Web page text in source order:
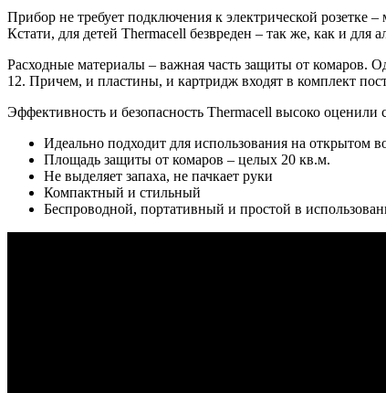
Прибор не требует подключения к электрической розетке
Кстати, для детей Thermacell безвреден – так же, как и для
Расходные материалы – важная часть защиты от комаров.
12. Причем, и пластины, и картридж входят в комплект
Эффективность и безопасность Thermacell высоко
Идеально подходит для использования на открытом
Площадь защиты от комаров – целых 20 кв.м.
Не выделяет запаха, не пачкает руки
Компактный и стильный
Беспроводной, портативный и простой в